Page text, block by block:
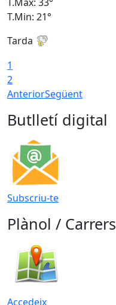
T.Min: 21°
Tarda
1
2
AnteriorSegüent
Butlletí digital
Subscriu-te
Plànol / Carrers
Accedeix